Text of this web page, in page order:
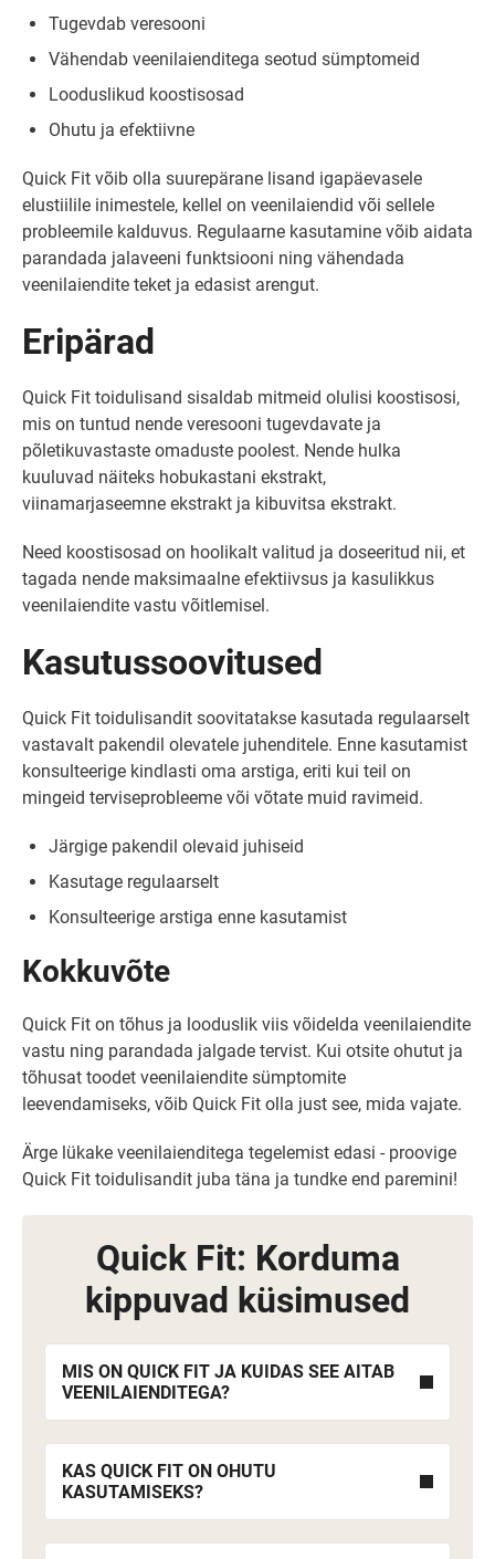
Tugevdab veresooni
Vähendab veenilaienditega seotud sümptomeid
Looduslikud koostisosad
Ohutu ja efektiivne
Quick Fit võib olla suurepärane lisand igapäevasele
elustiilile inimestele, kellel on veenilaiendid või sellele
probleemile kalduvus. Regulaarne kasutamine võib aidata
parandada jalaveeni funktsiooni ning vähendada
veenilaiendite teket ja edasist arengut.
Eripärad
Quick Fit toidulisand sisaldab mitmeid olulisi koostisosi,
mis on tuntud nende veresooni tugevdavate ja
põletikuvastaste omaduste poolest. Nende hulka
kuuluvad näiteks hobukastani ekstrakt,
viinamarjaseemne ekstrakt ja kibuvitsa ekstrakt.
Need koostisosad on hoolikalt valitud ja doseeritud nii, et
tagada nende maksimaalne efektiivsus ja kasulikkus
veenilaiendite vastu võitlemisel.
Kasutussoovitused
Quick Fit toidulisandit soovitatakse kasutada regulaarselt
vastavalt pakendil olevatele juhenditele. Enne kasutamist
konsulteerige kindlasti oma arstiga, eriti kui teil on
mingeid terviseprobleeme või võtate muid ravimeid.
Järgige pakendil olevaid juhiseid
Kasutage regulaarselt
Konsulteerige arstiga enne kasutamist
Kokkuvõte
Quick Fit on tõhus ja looduslik viis võidelda veenilaiendite
vastu ning parandada jalgade tervist. Kui otsite ohutut ja
tõhusat toodet veenilaiendite sümptomite
leevendamiseks, võib Quick Fit olla just see, mida vajate.
Ärge lükake veenilaienditega tegelemist edasi - proovige
Quick Fit toidulisandit juba täna ja tundke end paremini!
Quick Fit: Korduma
kippuvad küsimused
MIS ON QUICK FIT JA KUIDAS SEE AITAB
VEENILAIENDITEGA?
KAS QUICK FIT ON OHUTU
KASUTAMISEKS?